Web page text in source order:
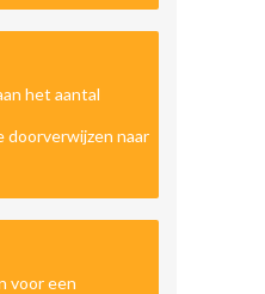
het aantal
doorverwijzen naar
voor een